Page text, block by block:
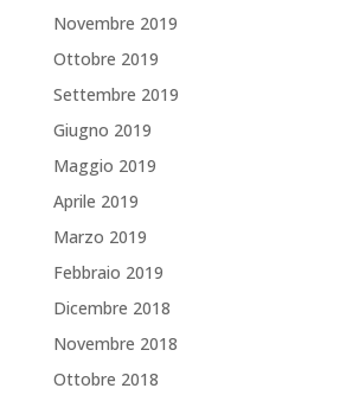
Novembre 2019
Ottobre 2019
Settembre 2019
Giugno 2019
Maggio 2019
Aprile 2019
Marzo 2019
Febbraio 2019
Dicembre 2018
Novembre 2018
Ottobre 2018